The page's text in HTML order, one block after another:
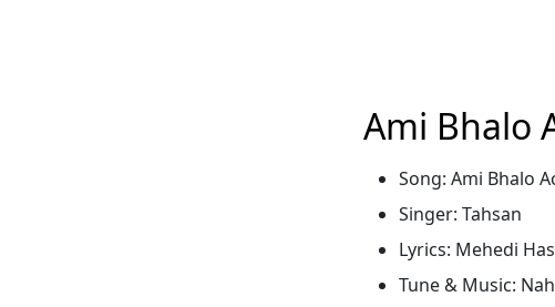
Ami Bhalo
Song: Ami Bhalo
Singer: Tahsan
Lyrics: Mehedi
Tune & Music: